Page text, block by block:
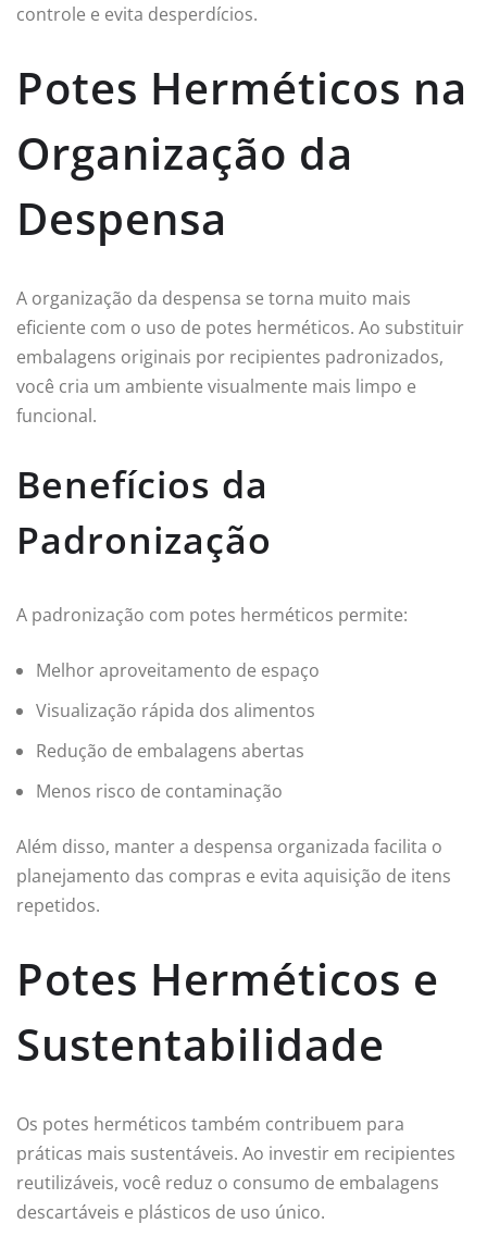
controle e evita desperdícios.
Potes Herméticos na
Organização da
Despensa
A organização da despensa se torna muito mais
eficiente com o uso de potes herméticos. Ao substituir
embalagens originais por recipientes padronizados,
você cria um ambiente visualmente mais limpo e
funcional.
Benefícios da
Padronização
A padronização com potes herméticos permite:
Melhor aproveitamento de espaço
Visualização rápida dos alimentos
Redução de embalagens abertas
Menos risco de contaminação
Além disso, manter a despensa organizada facilita o
planejamento das compras e evita aquisição de itens
repetidos.
Potes Herméticos e
Sustentabilidade
Os potes herméticos também contribuem para
práticas mais sustentáveis. Ao investir em recipientes
reutilizáveis, você reduz o consumo de embalagens
descartáveis e plásticos de uso único.